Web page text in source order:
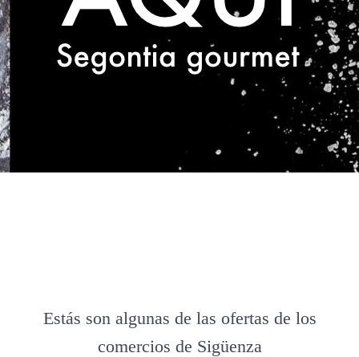
Estás son algunas de las ofertas de los
comercios de Sigüenza